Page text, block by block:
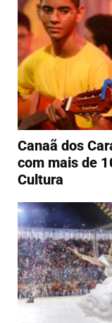
Canaã dos
com mais de
Cultura